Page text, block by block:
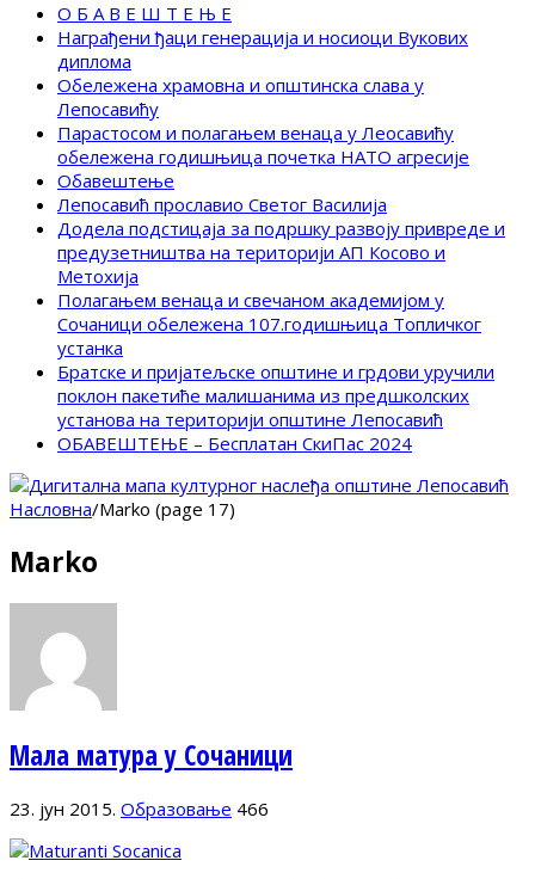
О Б А В Е Ш Т Е Њ Е
Награђени ђаци генерација и носиоци Вукових
диплома
Обележена храмовна и општинска слава у
Лепосавићу
Парастосом и полагањем венаца у Леосавићу
обележена годишњица почетка НАТО агресије
Обавештење
Лепосавић прославио Светог Василија
Додела подстицаја за подршку развоју привреде и
предузетништва на територији АП Косово и
Метохија
Полагањем венаца и свечаном академијом у
Сочаници обележена 107.годишњица Топличког
устанка
Братске и пријатељске општине и грдови уручили
поклон пакетиће малишанима из предшколских
установа на територији општине Лепосавић
ОБАВЕШТЕЊЕ – Бесплатан СкиПас 2024
Насловна/Marko (page 17)
Marko
Мала матура у Сочаници
23. јун 2015. Образовање 466